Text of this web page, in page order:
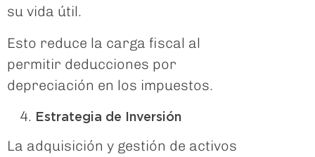
su vida útil.
Esto reduce la carga fiscal al
permitir deducciones por
depreciación en los impuestos.
Estrategia de Inversión
La adquisición y gestión de activos